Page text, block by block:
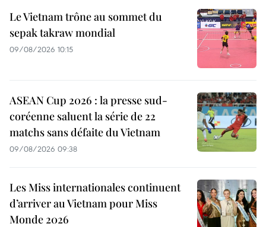
Le Vietnam trône au sommet du
sepak takraw mondial
09/08/2026 10:15
ASEAN Cup 2026 : la presse sud-
coréenne saluent la série de 22
matchs sans défaite du Vietnam
09/08/2026 09:38
Les Miss internationales continuent
d’arriver au Vietnam pour Miss
Monde 2026